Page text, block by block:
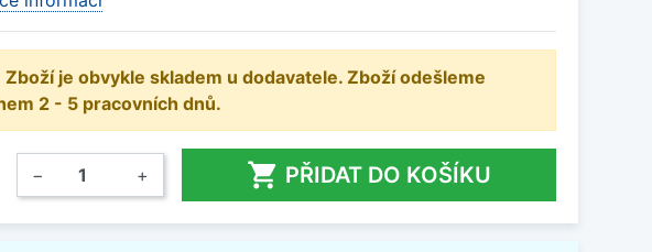
Zboží je obvykle skladem u dodavatele. Zboží odešleme
2 - 5 pracovních dnů.
− +  PŘIDAT DO KOŠÍKU